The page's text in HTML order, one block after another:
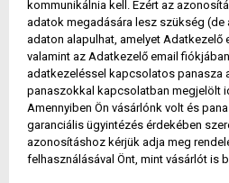
kommunikálnia kell. Ezért az
adatok megadására lesz szükség (de
adaton alapulhat, amelyet Adatkezelő
valamint az Adatkezelő email
adatkezeléssel kapcsolatos panasza
panaszokkal kapcsolatban megjelölt
Amennyiben Ön vásárlónk volt és
garanciális ügyintézés érdekében
azonosításhoz kérjük adja meg
felhasználásával Önt, mint vásárlót is